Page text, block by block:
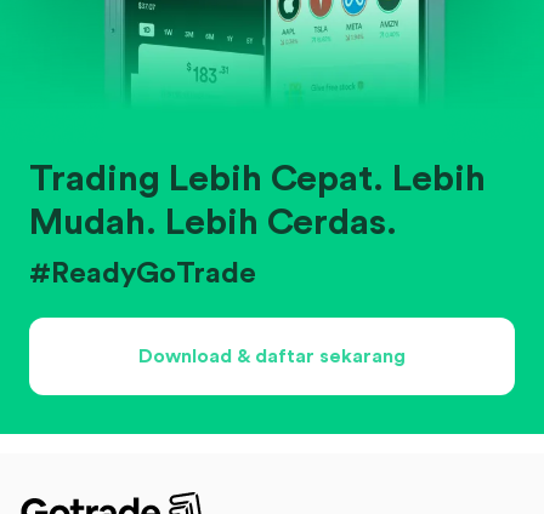
Trading Lebih Cepat. Lebih
Mudah. Lebih Cerdas.
#ReadyGoTrade
Download & daftar sekarang